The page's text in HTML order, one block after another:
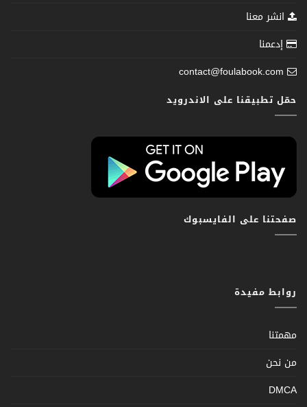
انشر معنا
إدعمنا
contact@foulabook.com
حمّل تطبيقنا على الاندرويد
صفحتنا على الفايسبوك
روابط مفيدة
مهمتنا
من نحن
DMCA